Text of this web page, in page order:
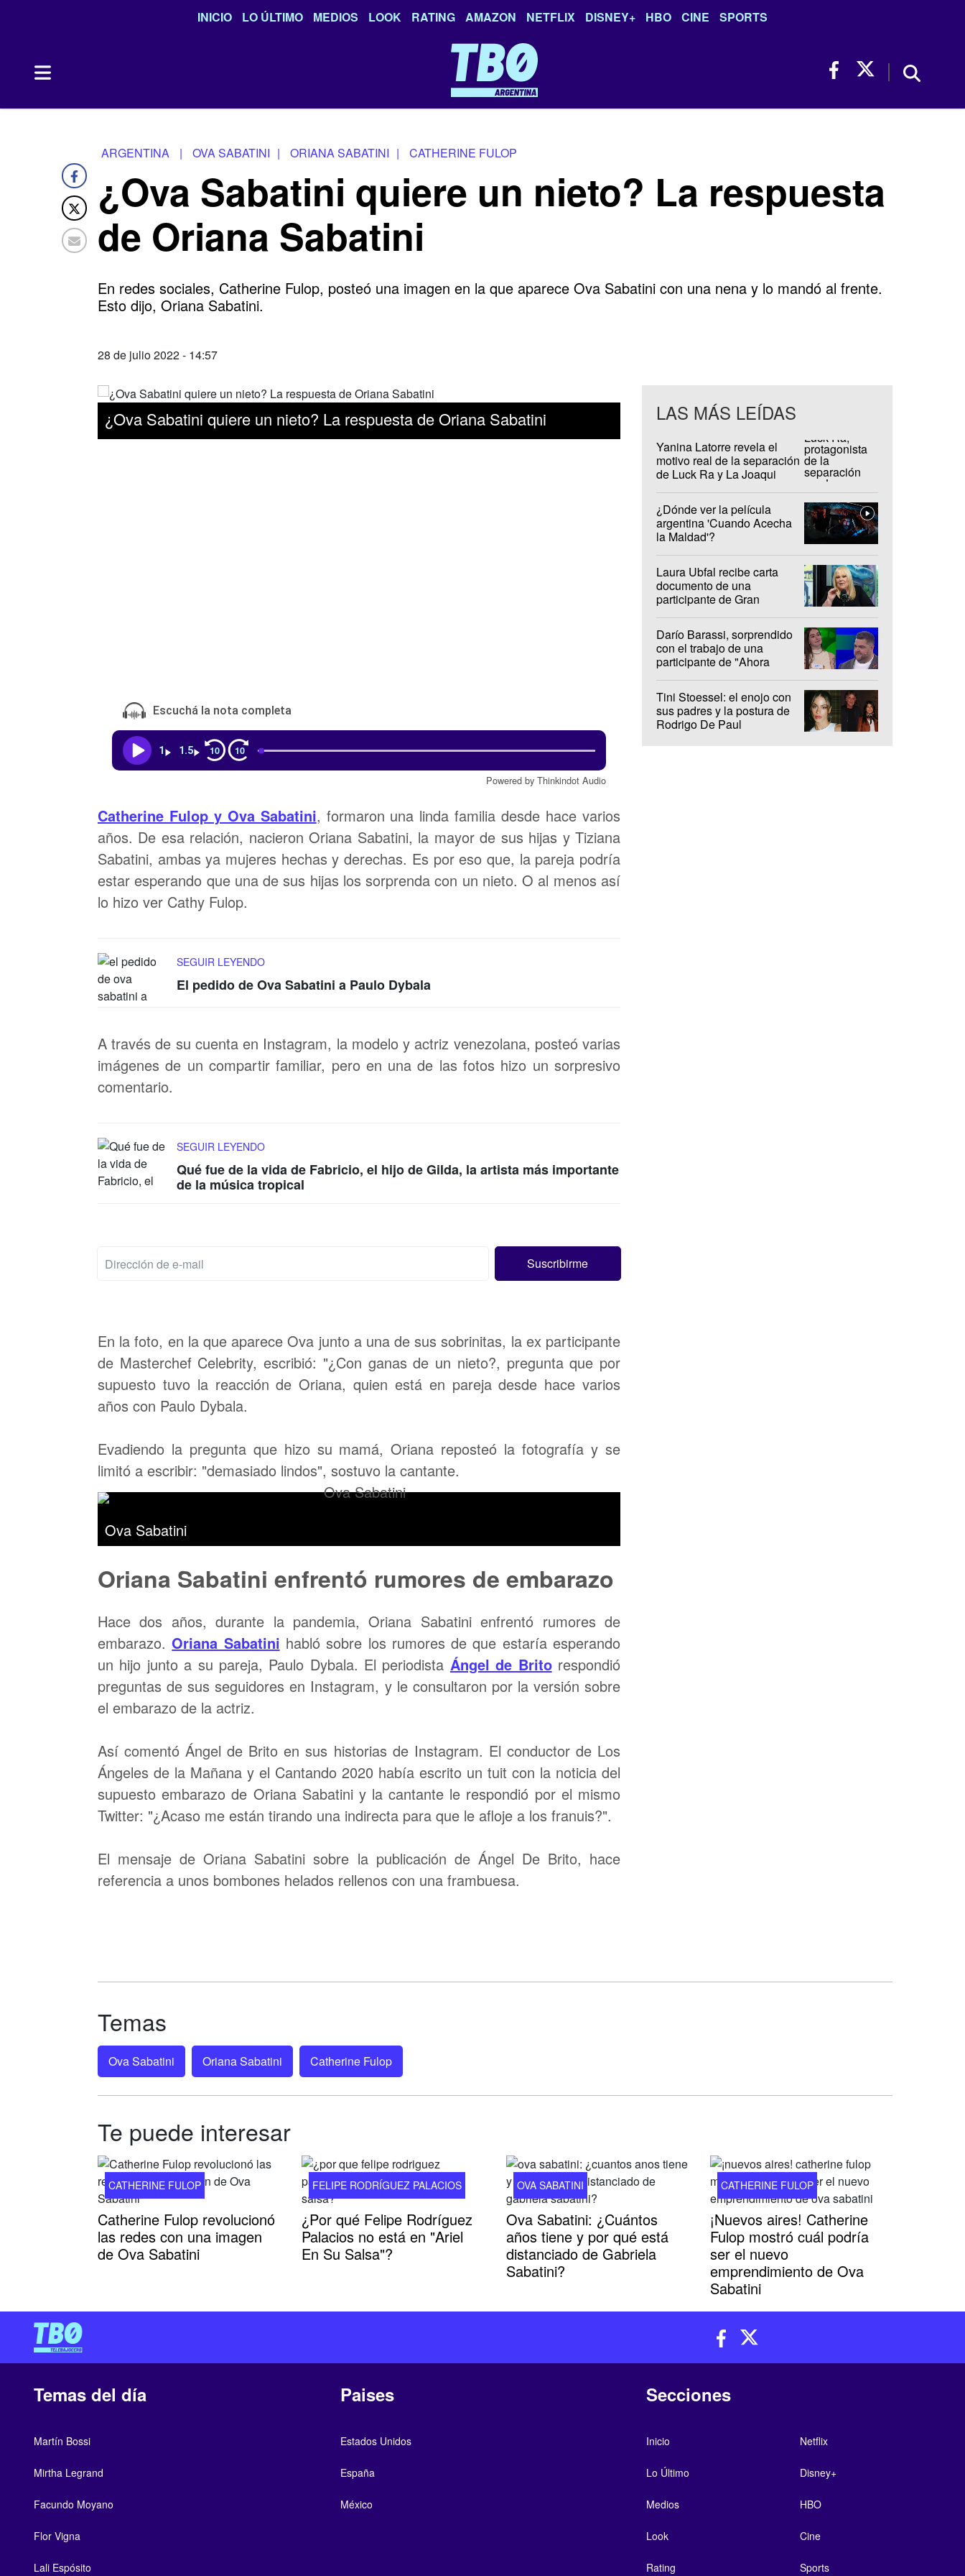
INICIO LO ÚLTIMO MEDIOS LOOK RATING AMAZON NETFLIX DISNEY+ HBO CINE SPORTS
ARGENTINA | OVA SABATINI | ORIANA SABATINI | CATHERINE FULOP
¿Ova Sabatini quiere un nieto? La respuesta
de Oriana Sabatini
En redes sociales, Catherine Fulop, posteó una imagen en la que aparece Ova Sabatini con una nena y lo mandó al frente.
Esto dijo, Oriana Sabatini.
28 de julio 2022 - 14:57
¿Ova Sabatini quiere un nieto? La respuesta de Oriana Sabatini
Escuchá la nota completa
1 1.5 10 10
Powered by Thinkindot Audio
Catherine Fulop y Ova Sabatini, formaron una linda familia desde hace varios
años. De esa relación, nacieron Oriana Sabatini, la mayor de sus hijas y Tiziana
Sabatini, ambas ya mujeres hechas y derechas. Es por eso que, la pareja podría
estar esperando que una de sus hijas los sorprenda con un nieto. O al menos así
lo hizo ver Cathy Fulop.
SEGUIR LEYENDO
El pedido de Ova Sabatini a Paulo Dybala
A través de su cuenta en Instagram, la modelo y actriz venezolana, posteó varias
imágenes de un compartir familiar, pero en una de las fotos hizo un sorpresivo
comentario.
SEGUIR LEYENDO
Qué fue de la vida de Fabricio, el hijo de Gilda, la artista más importante
de la música tropical
En la foto, en la que aparece Ova junto a una de sus sobrinitas, la ex participante
de Masterchef Celebrity, escribió: "¿Con ganas de un nieto?, pregunta que por
supuesto tuvo la reacción de Oriana, quien está en pareja desde hace varios
años con Paulo Dybala.
Evadiendo la pregunta que hizo su mamá, Oriana reposteó la fotografía y se
limitó a escribir: "demasiado lindos", sostuvo la cantante.
Ova Sabatini
Oriana Sabatini enfrentó rumores de embarazo
Hace dos años, durante la pandemia, Oriana Sabatini enfrentó rumores de
embarazo.Oriana Sabatini habló sobre los rumores de que estaría esperando
un hijo junto a su pareja, Paulo Dybala. El periodista Ángel de Britorespondió
preguntas de sus seguidores en Instagram, y le consultaron por la versión sobre
el embarazo de la actriz.
Así comentó Ángel de Brito en sus historias de Instagram. El conductor de Los
Ángeles de la Mañana y el Cantando 2020 había escrito un tuit con la noticia del
supuesto embarazo de Oriana Sabatini y la cantante le respondió por el mismo
Twitter: "¿Acaso me están tirando una indirecta para que le afloje a los franuis?".
El mensaje de Oriana Sabatini sobre la publicación de Ángel De Brito, hace
referencia a unos bombones helados rellenos con una frambuesa.
LAS MÁS LEÍDAS
Yanina Latorre revela el
motivo real de la separación
de Luck Ra y La Joaqui
¿Dónde ver la película
argentina 'Cuando Acecha
la Maldad'?
Laura Ubfal recibe carta
documento de una
participante de Gran
Darío Barassi, sorprendido
con el trabajo de una
participante de "Ahora
Tini Stoessel: el enojo con
sus padres y la postura de
Rodrigo De Paul
Temas
Ova Sabatini Oriana Sabatini Catherine Fulop
Te puede interesar
CATHERINE FULOP
Catherine Fulop revolucionó
las redes con una imagen
de Ova Sabatini
FELIPE RODRÍGUEZ PALACIOS
¿Por qué Felipe Rodríguez
Palacios no está en "Ariel
En Su Salsa"?
OVA SABATINI
Ova Sabatini: ¿Cuántos
años tiene y por qué está
distanciado de Gabriela
Sabatini?
CATHERINE FULOP
¡Nuevos aires! Catherine
Fulop mostró cuál podría
ser el nuevo
emprendimiento de Ova
Sabatini
Temas del día
Martín Bossi
Mirtha Legrand
Facundo Moyano
Flor Vigna
Lali Espósito
Paises
Estados Unidos
España
México
Secciones
Inicio
Lo Último
Medios
Look
Rating
Netflix
Disney+
HBO
Cine
Sports